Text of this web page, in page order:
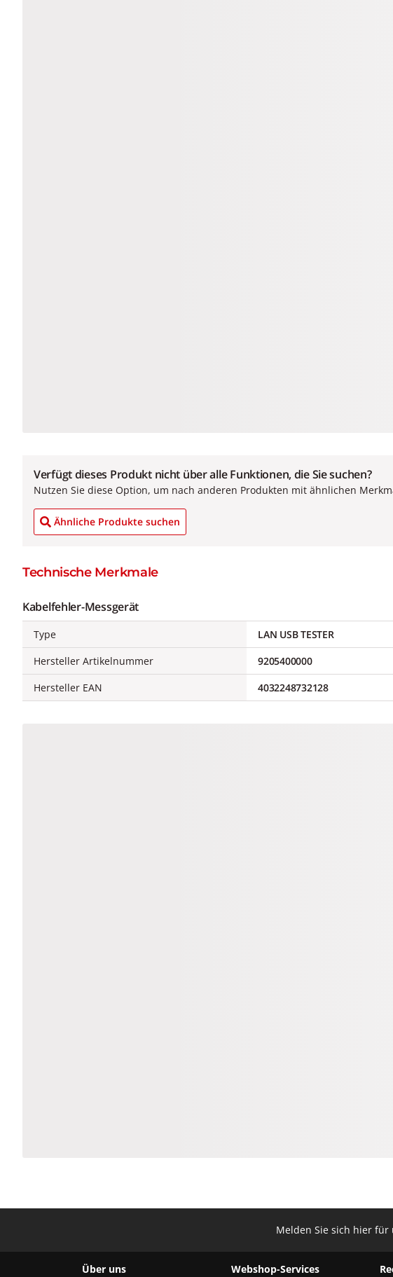
Verfügt dieses Produkt nicht über alle Funktionen, die Sie suchen?
Nutzen Sie diese Option, um nach anderen Produkten mit ähnlichen
Ähnliche Produkte suchen
Technische Merkmale
Kabelfehler-Messgerät
Type
LAN USB TESTER
Hersteller Artikelnummer
9205400000
Hersteller EAN
4032248732128
Melden Sie sich hier
Über uns Webshop-Services